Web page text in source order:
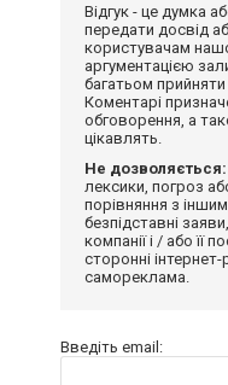
Відгук - це думка
передати досвід
користувачам
аргументацією
багатьом
Коментарі
обговорення, а
цікавлять.
Не дозволяється:
лексики, погроз
порівняння з
безпідставні
компанії і / або її
сторонні
самореклама.
Введіть email: